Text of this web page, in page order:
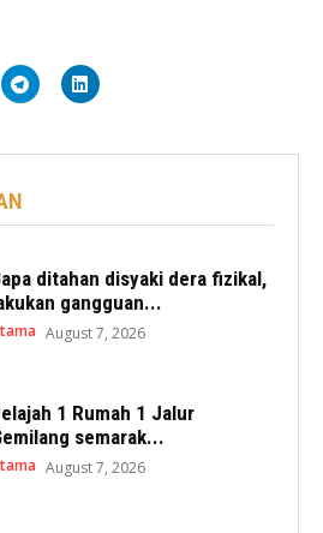
ditahan disyaki dera fizikal,
gangguan...
August 7, 2026
1 Rumah 1 Jalur
semarak...
August 7, 2026